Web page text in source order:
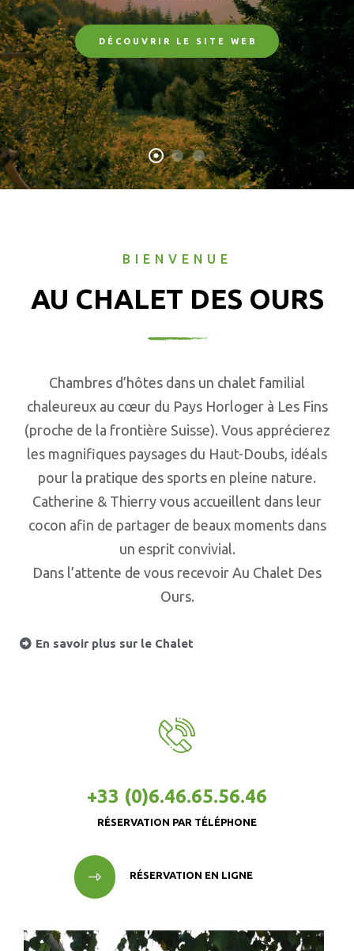
BIENVENUE
AU CHALET DES OURS
Chambres d’hôtes dans un chalet familial
chaleureux au cœur du Pays Horloger à Les Fins
(proche de la frontière Suisse). Vous apprécierez
les magnifiques paysages du Haut-Doubs, idéals
pour la pratique des sports en pleine nature.
Catherine & Thierry vous accueillent dans leur
cocon afin de partager de beaux moments dans
un esprit convivial.
Dans l’attente de vous recevoir Au Chalet Des
Ours.
En savoir plus sur le Chalet
+33 (0)6.46.65.56.46
RÉSERVATION PAR TÉLÉPHONE
RÉSERVATION EN LIGNE